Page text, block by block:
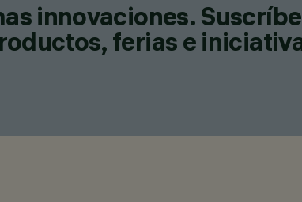
innovaciones.
ferias e